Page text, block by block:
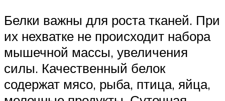
Белки важны для роста тканей. При
их нехватке не происходит набора
мышечной массы, увеличения
силы. Качественный белок
содержат мясо, рыба, птица, яйца,